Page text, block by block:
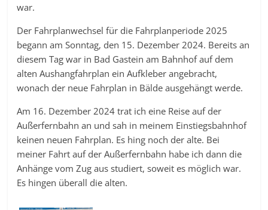
war.
Der Fahrplanwechsel für die Fahrplanperiode 2025
begann am Sonntag, den 15. Dezember 2024. Bereits an
diesem Tag war in Bad Gastein am Bahnhof auf dem
alten Aushangfahrplan ein Aufkleber angebracht,
wonach der neue Fahrplan in Bälde ausgehängt werde.
Am 16. Dezember 2024 trat ich eine Reise auf der
Außerfernbahn an und sah in meinem Einstiegsbahnhof
keinen neuen Fahrplan. Es hing noch der alte. Bei
meiner Fahrt auf der Außerfernbahn habe ich dann die
Anhänge vom Zug aus studiert, soweit es möglich war.
Es hingen überall die alten.